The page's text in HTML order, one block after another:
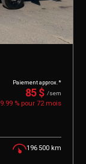
Paiement approx.*
85 $ /sem
9.99 % pour72mois
196 500 km